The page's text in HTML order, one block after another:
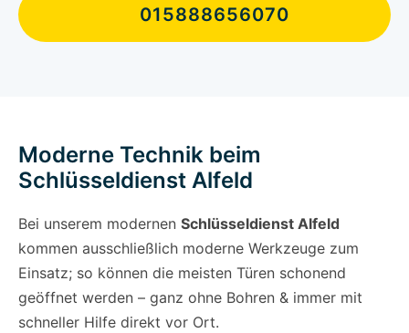
015888656070
Moderne Technik beim
Schlüsseldienst Alfeld
Bei unserem modernen Schlüsseldienst Alfeld
kommen ausschließlich moderne Werkzeuge zum
Einsatz; so können die meisten Türen schonend
geöffnet werden – ganz ohne Bohren & immer mit
schneller Hilfe direkt vor Ort.